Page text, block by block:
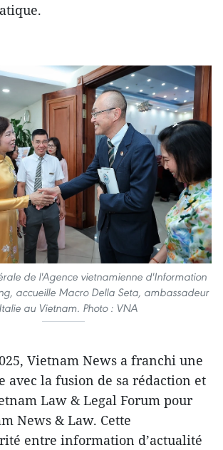
de l'Agence vietnamienne d'Information
accueille Macro Della Seta, ambassadeur
au Vietnam. Photo : VNA
Vietnam News a franchi une
avec la fusion de sa rédaction et
Law & Legal Forum pour
News & Law. Cette
entre information d’actualité